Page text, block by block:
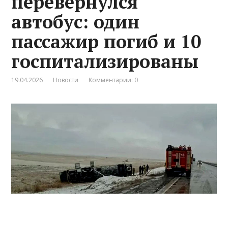
автобус: один
пассажир погиб и 10
госпитализированы
19.04.2026 Новости Комментарии: 0